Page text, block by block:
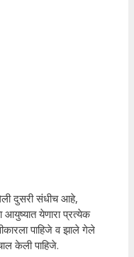
दुसरी संधीच आहे,
आयुष्यात येणारा प्रत्येक
पाहिजे व झाले गेले
केली पाहिजे.